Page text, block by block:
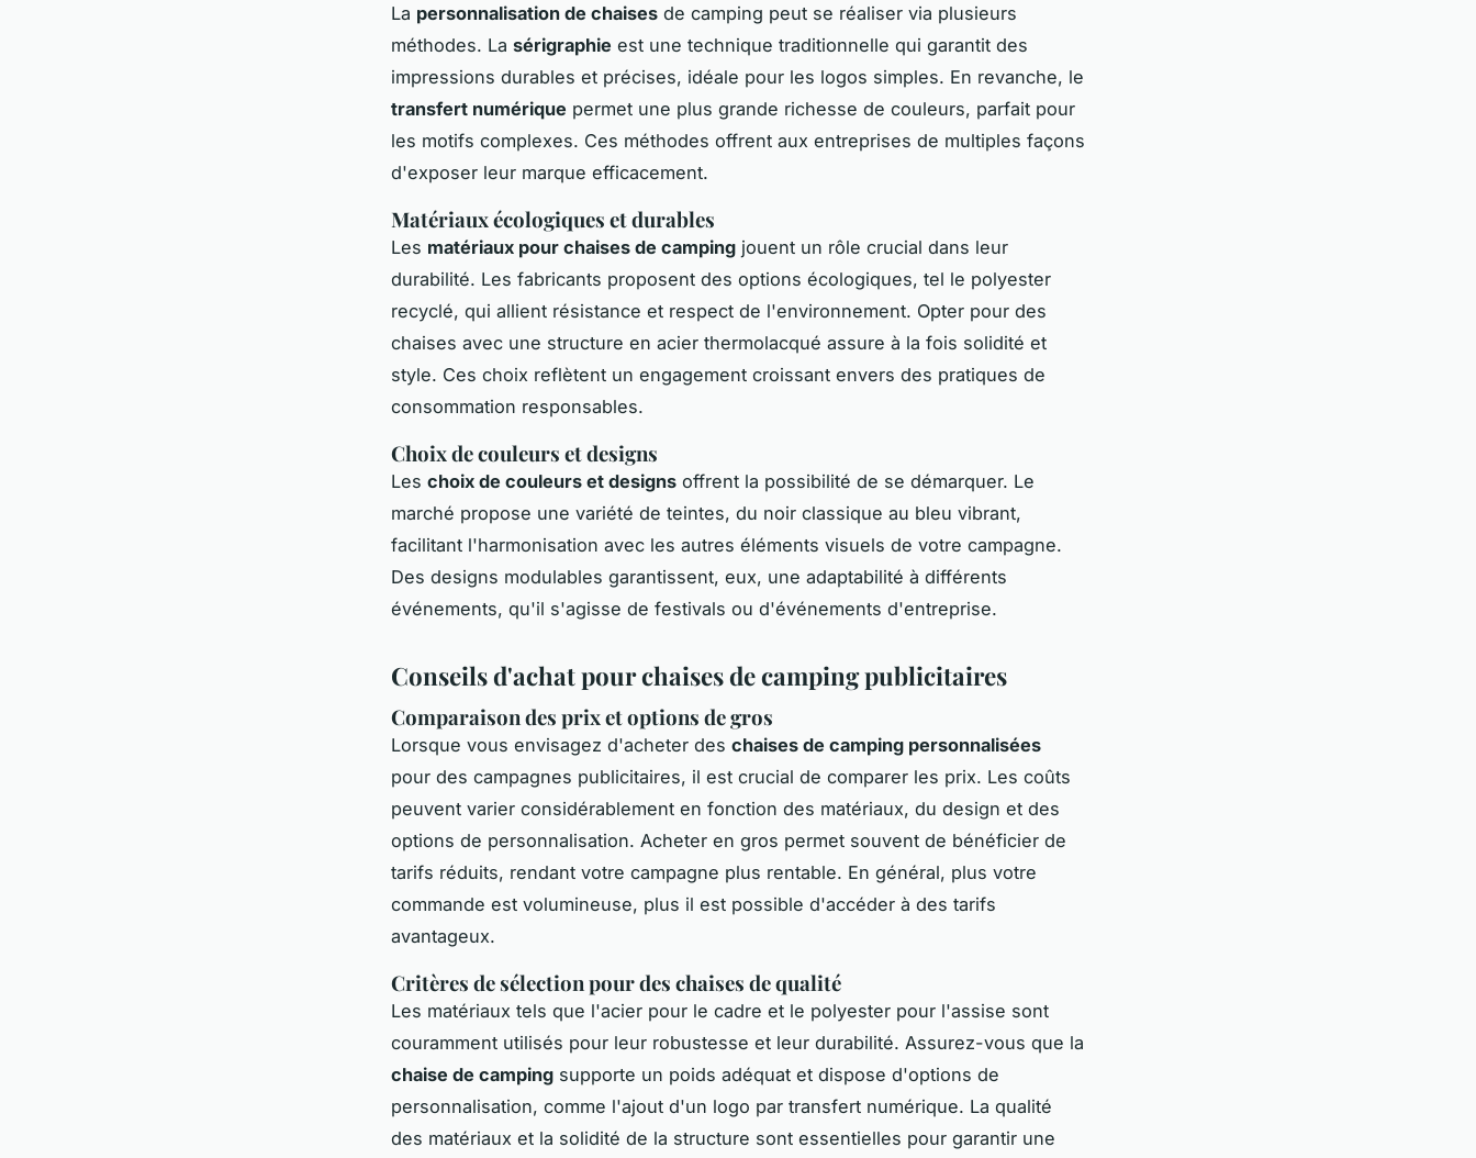
La personnalisation de chaises de camping peut se réaliser via plusieurs
méthodes. La sérigraphie est une technique traditionnelle qui garantit des
impressions durables et précises, idéale pour les logos simples. En revanche, le
transfert numérique permet une plus grande richesse de couleurs, parfait pour
les motifs complexes. Ces méthodes offrent aux entreprises de multiples façons
d'exposer leur marque efficacement.
Matériaux écologiques et durables
Les matériaux pour chaises de camping jouent un rôle crucial dans leur
durabilité. Les fabricants proposent des options écologiques, tel le polyester
recyclé, qui allient résistance et respect de l'environnement. Opter pour des
chaises avec une structure en acier thermolacqué assure à la fois solidité et
style. Ces choix reflètent un engagement croissant envers des pratiques de
consommation responsables.
Choix de couleurs et designs
Les choix de couleurs et designs offrent la possibilité de se démarquer. Le
marché propose une variété de teintes, du noir classique au bleu vibrant,
facilitant l'harmonisation avec les autres éléments visuels de votre campagne.
Des designs modulables garantissent, eux, une adaptabilité à différents
événements, qu'il s'agisse de festivals ou d'événements d'entreprise.
Conseils d'achat pour chaises de camping publicitaires
Comparaison des prix et options de gros
Lorsque vous envisagez d'acheter des chaises de camping personnalisées
pour des campagnes publicitaires, il est crucial de comparer les prix. Les coûts
peuvent varier considérablement en fonction des matériaux, du design et des
options de personnalisation. Acheter en gros permet souvent de bénéficier de
tarifs réduits, rendant votre campagne plus rentable. En général, plus votre
commande est volumineuse, plus il est possible d'accéder à des tarifs
avantageux.
Critères de sélection pour des chaises de qualité
Les matériaux tels que l'acier pour le cadre et le polyester pour l'assise sont
couramment utilisés pour leur robustesse et leur durabilité. Assurez-vous que la
chaise de camping supporte un poids adéquat et dispose d'options de
personnalisation, comme l'ajout d'un logo par transfert numérique. La qualité
des matériaux et la solidité de la structure sont essentielles pour garantir une